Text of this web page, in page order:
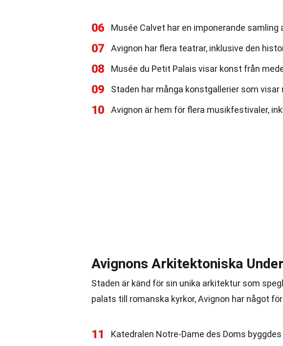
06 Musée Calvet har en imponerande
07 Avignon har flera teatrar, inklusive den
08 Musée du Petit Palais visar konst från
09 Staden har många konstgallerier som
10 Avignon är hem för flera musikfestivaler,
Avignons Arkitektoniska
Staden är känd för sin unika arkitektur som
palats till romanska kyrkor, Avignon har något
11 Katedralen Notre-Dame des Doms